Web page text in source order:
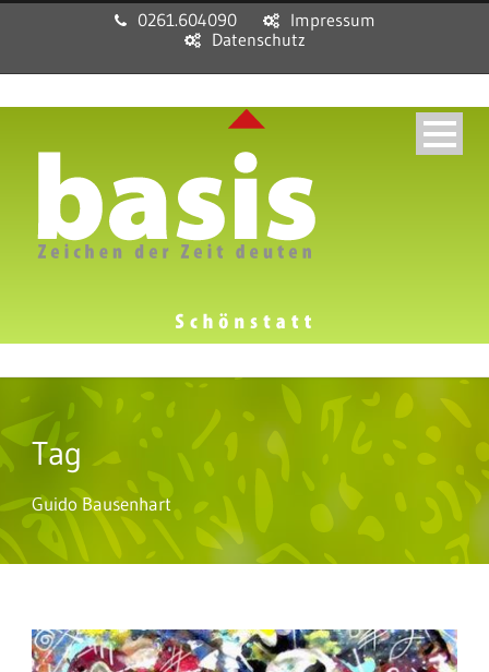
0261.604090
Impressum
Datenschutz
Tag
Guido Bausenhart